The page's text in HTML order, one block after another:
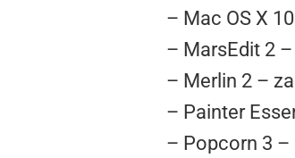
– Mac OS X
– MarsEdit 2
– Merlin 2 –
– Painter
– Popcorn 3 –